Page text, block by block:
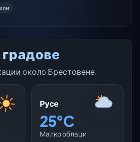
около Брестовене.
Русе
25°C
Малко облаци